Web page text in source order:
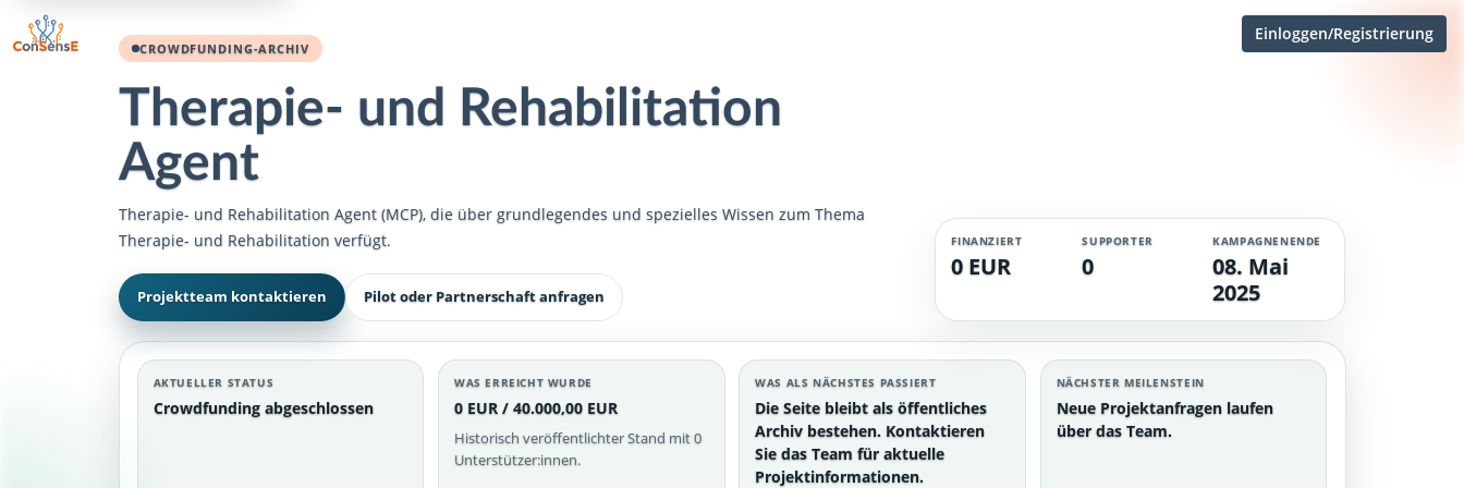
Einloggen/Registrierung
CROWDFUNDING-ARCHIV
Therapie- und Rehabilitation
Agent
Therapie- und Rehabilitation Agent (MCP), die über grundlegendes und spezielles Wissen zum Thema
Therapie- und Rehabilitation verfügt.
Projektteam kontaktieren Pilot oder Partnerschaft anfragen
FINANZIERT
0 EUR
SUPPORTER
0
KAMPAGNENENDE
08. Mai
2025
AKTUELLER STATUS
Crowdfunding abgeschlossen
WAS ERREICHT WURDE
0 EUR / 40.000,00 EUR
Historisch veröffentlichter Stand mit 0
Unterstützer:innen.
WAS ALS NÄCHSTES PASSIERT
Die Seite bleibt als öffentliches
Archiv bestehen. Kontaktieren
Sie das Team für aktuelle
Projektinformationen.
NÄCHSTER MEILENSTEIN
Neue Projektanfragen laufen
über das Team.